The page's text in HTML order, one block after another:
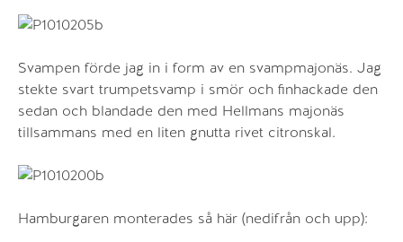
Svampen förde jag in i form av en svampmajonäs. Jag
stekte svart trumpetsvamp i smör och finhackade den
sedan och blandade den med Hellmans majonäs
tillsammans med en liten gnutta rivet citronskal.
Hamburgaren monterades så här (nedifrån och upp):